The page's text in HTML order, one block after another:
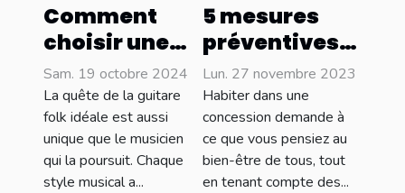
Comment
choisir une
guitare folk
adaptée à
votre style
musical
Sam. 19 octobre 2024
La quête de la guitare
folk idéale est aussi
unique que le musicien
qui la poursuit. Chaque
style musical a...
5 mesures
préventives
pour réduire
les risques de
sinistres
dans une
maison
Lun. 27 novembre 2023
Habiter dans une
concession demande à
ce que vous pensiez au
bien-être de tous, tout
en tenant compte des...